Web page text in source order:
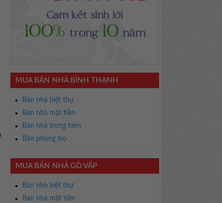
MUA BÁN NHÀ BÌNH THẠNH
Bán nhà biệt thự
Bán nhà mặt tiền
Bán nhà trong hẻm
Bán phòng trọ
MUA BÁN NHÀ GÒ VẤP
Bán nhà biệt thự
Bán nhà mặt tiền